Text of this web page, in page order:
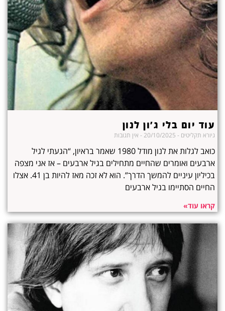
עוד יום בלי ג’ון לנון
גיורא תקליטים אין תגובות
כואב לגלות את לנון מודל 1980 שאמר בראיון, “הגעתי לגיל
ארבעים ואומרים שהחיים מתחילים בגיל ארבעים – אז אני מצפה
בכיליון עיניים להמשך הדרך”. הוא לא זכה מאז להיות בן 41. אצלו
החיים הסתיימו בגיל ארבעים
קראו עוד»